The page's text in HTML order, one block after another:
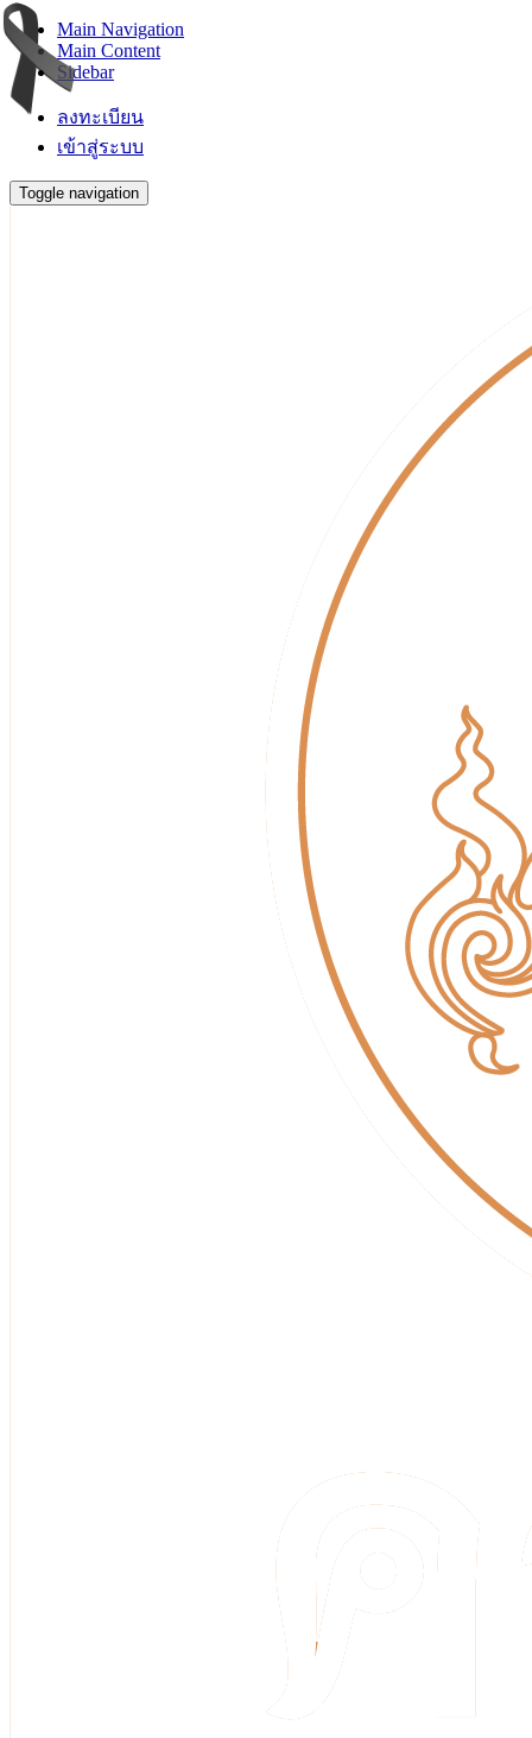
Main Navigation
Main Content
Sidebar
ลงทะเบียน
เข้าสู่ระบบ
Toggle navigation